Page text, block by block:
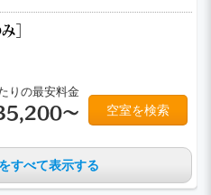
］
りの最安料金
～ 空室を検索
すべて表示する